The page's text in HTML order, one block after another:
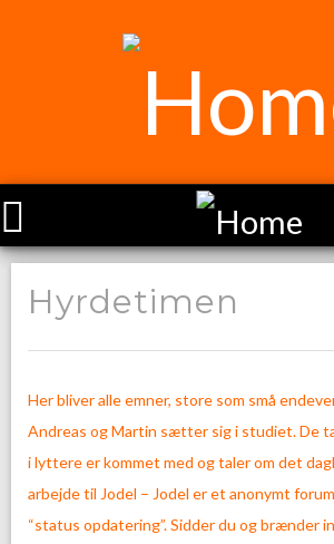
Hyrdetimen
Her bliver alle emner, store som små
Andreas og Martin sætter sig i studiet. De
i lyttere er kommet med og taler om det
arbejde til Jodel – Jodel er et anonymt
“status opdatering”. Sidder du og brænder